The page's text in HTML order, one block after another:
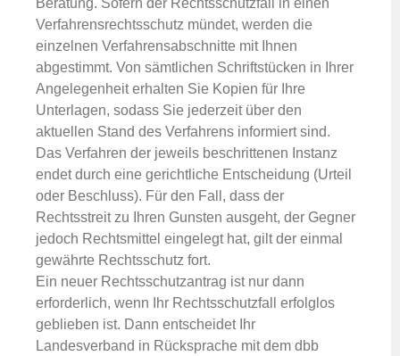
Verfahrensrechtsschutz mündet, werden die
einzelnen Verfahrensabschnitte mit Ihnen
abgestimmt. Von sämtlichen Schriftstücken in Ihrer
Angelegenheit erhalten Sie Kopien für Ihre
Unterlagen, sodass Sie jederzeit über den
aktuellen Stand des Verfahrens informiert sind.
Das Verfahren der jeweils beschrittenen Instanz
endet durch eine gerichtliche Entscheidung (Urteil
oder Beschluss). Für den Fall, dass der
Rechtsstreit zu Ihren Gunsten ausgeht, der Gegner
jedoch Rechtsmittel eingelegt hat, gilt der einmal
gewährte Rechtsschutz fort.
Ein neuer Rechtsschutzantrag ist nur dann
erforderlich, wenn Ihr Rechtsschutzfall erfolglos
geblieben ist. Dann entscheidet Ihr
Landesverband in Rücksprache mit dem dbb